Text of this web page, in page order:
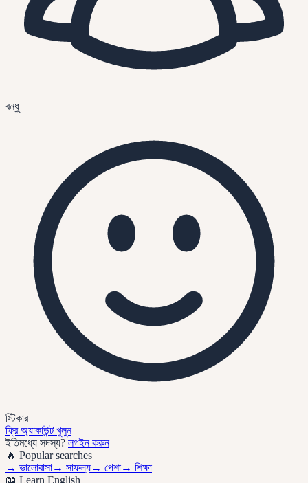
বন্ধু
স্টিকার
ফ্রি অ্যাকাউন্ট খুলুন
ইতিমধ্যে সদস্য? লগইন করুন
🔥 Popular searches
→ ভালোবাসা→ সাফল্য→ পেশা→ শিক্ষা
📖 Learn English